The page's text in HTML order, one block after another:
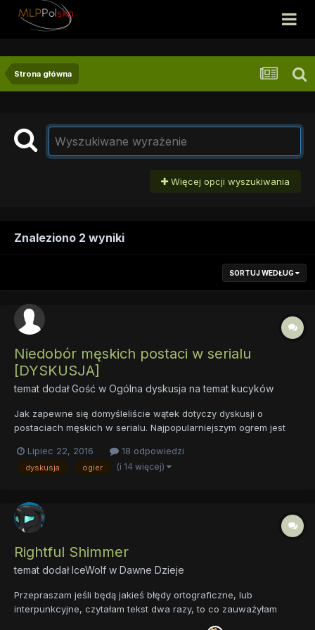
Strona główna
Więcej opcji wyszukiwania
Znaleziono 2 wyniki
SORTUJ WEDŁUG
Niedobór męskich postaci w serialu
[DYSKUSJA]
temat dodał Gość w Ogólna dyskusja na temat kucyków
Jak zapewne się domyśleliście wątek dotyczy dyskusji o
postaciach męskich w serialu. Najpopularniejszym ogrem jest
odcinek (Brotherhooves Social) w języku Polskim Siostrzany
Turniej. Przedstawiono go tam w taki, obrzydliwy sposób:...
Lipiec 22, 2016 18 odpowiedzi
dyskusja ogier (i 14 więcej)
Rightful Shimmer
temat dodałIceWolf w Dawne Dzieje
Przepraszam jeśli będą jakieś błędy ortograficzne, lub
interpunkcyjne, czytałam tekst dwa razy, to co zauważyłam